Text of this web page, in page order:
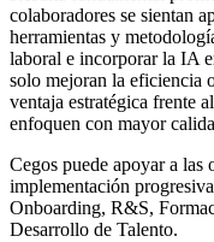
colaboradores se sientan
herramientas y
laboral e incorporar la IA
solo mejoran la eficiencia
ventaja estratégica frente
enfoquen con mayor
Cegos puede apoyar a
implementación
Onboarding, R&S,
Desarrollo de Talento.